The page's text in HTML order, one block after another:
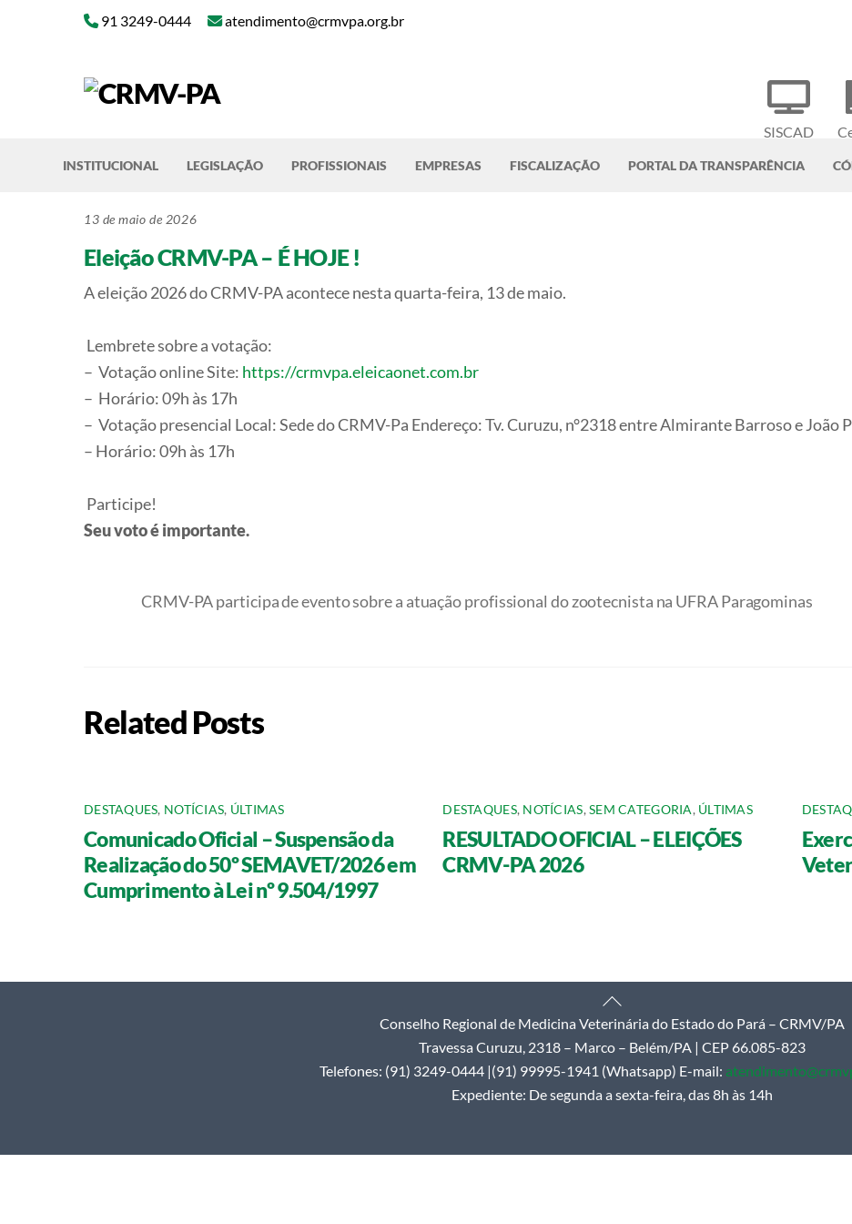
SISCAD
91 3249-0444 atendimento@crmvpa.org.br
INSTITUCIONAL LEGISLAÇÃO PROFISSIONAIS EMPRESAS FISCALIZAÇÃO PORTAL DA TRANSPARÊNCIA
13 de maio de 2026
Eleição CRMV-PA – É HOJE !
A eleição 2026 do CRMV-PA acontece nesta quarta-feira, 13 de maio.
Lembrete sobre a votação:
– Votação online Site: https://crmvpa.eleicaonet.com.br
– Horário: 09h às 17h
– Votação presencial Local: Sede do CRMV-Pa Endereço: Tv. Curuzu, n°2318 entre Almirante Barroso e João
– Horário: 09h às 17h
Participe!
Seu voto é importante.
CRMV-PA participa de evento sobre a atuação profissional do zootecnista na UFRA Paragominas
Related Posts
DESTAQUES, NOTÍCIAS, ÚLTIMAS
Comunicado Oficial – Suspensão da
Realização do 50º SEMAVET/2026 em
Cumprimento à Lei nº 9.504/1997
DESTAQUES, NOTÍCIAS,SEM CATEGORIA, ÚLTIMAS
RESULTADO OFICIAL – ELEIÇÕES
CRMV-PA 2026
Back
To
Top
Conselho Regional de Medicina Veterinária do Estado do Pará – CRMV/PA
Travessa Curuzu, 2318 – Marco – Belém/PA | CEP 66.085-823
Telefones: (91) 3249-0444 |(91) 99995-1941 (Whatsapp) E-mail:
Expediente: De segunda a sexta-feira, das 8h às 14h